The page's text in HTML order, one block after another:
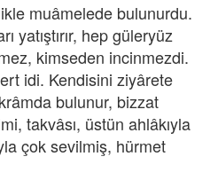
muâmelede bulunurdu.
yatıştırır, hep güleryüz
kimseden incinmezdi.
idi. Kendisini ziyârete
bulunur, bizzat
takvâsı, üstün ahlâkıyla
çok sevilmiş, hürmet